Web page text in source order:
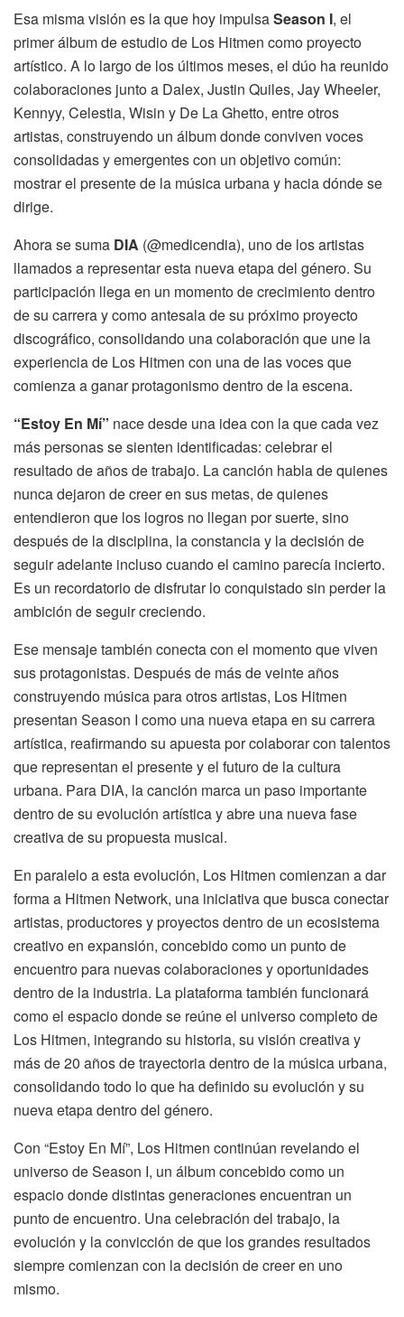
Esa misma visión es la que hoy impulsaSeason I, el
primer álbum de estudio de Los Hitmen como proyecto
artístico. A lo largo de los últimos meses, el dúo ha reunido
colaboraciones junto a Dalex, Justin Quiles, Jay Wheeler,
Kennyy, Celestia, Wisin y De La Ghetto, entre otros
artistas, construyendo un álbum donde conviven voces
consolidadas y emergentes con un objetivo común:
mostrar el presente de la música urbana y hacia dónde se
dirige.
Ahora se suma DIA (@medicendia), uno de los artistas
llamados a representar esta nueva etapa del género. Su
participación llega en un momento de crecimiento dentro
de su carrera y como antesala de su próximo proyecto
discográfico, consolidando una colaboración que une la
experiencia de Los Hitmen con una de las voces que
comienza a ganar protagonismo dentro de la escena.
“Estoy En Mí” nace desde una idea con la que cada vez
más personas se sienten identificadas: celebrar el
resultado de años de trabajo. La canción habla de quienes
nunca dejaron de creer en sus metas, de quienes
entendieron que los logros no llegan por suerte, sino
después de la disciplina, la constancia y la decisión de
seguir adelante incluso cuando el camino parecía incierto.
Es un recordatorio de disfrutar lo conquistado sin perder la
ambición de seguir creciendo.
Ese mensaje también conecta con el momento que viven
sus protagonistas. Después de más de veinte años
construyendo música para otros artistas, Los Hitmen
presentan Season I como una nueva etapa en su carrera
artística, reafirmando su apuesta por colaborar con talentos
que representan el presente y el futuro de la cultura
urbana. Para DIA, la canción marca un paso importante
dentro de su evolución artística y abre una nueva fase
creativa de su propuesta musical.
En paralelo a esta evolución, Los Hitmen comienzan a dar
forma a Hitmen Network, una iniciativa que busca conectar
artistas, productores y proyectos dentro de un ecosistema
creativo en expansión, concebido como un punto de
encuentro para nuevas colaboraciones y oportunidades
dentro de la industria. La plataforma también funcionará
como el espacio donde se reúne el universo completo de
Los Hitmen, integrando su historia, su visión creativa y
más de 20 años de trayectoria dentro de la música urbana,
consolidando todo lo que ha definido su evolución y su
nueva etapa dentro del género.
Con “Estoy En Mí”, Los Hitmen continúan revelando el
universo de Season I, un álbum concebido como un
espacio donde distintas generaciones encuentran un
punto de encuentro. Una celebración del trabajo, la
evolución y la convicción de que los grandes resultados
siempre comienzan con la decisión de creer en uno
mismo.